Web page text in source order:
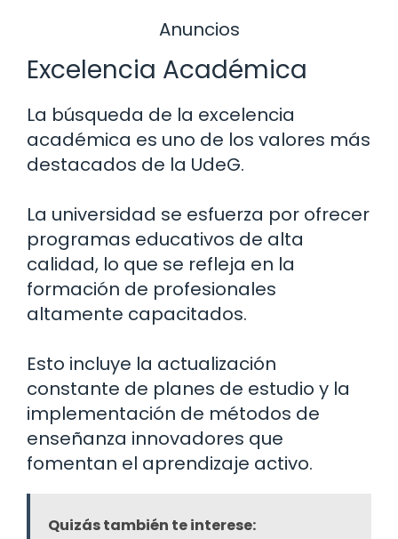
Anuncios
Excelencia Académica
La búsqueda de la excelencia
académica es uno de los valores más
destacados de la UdeG.
La universidad se esfuerza por ofrecer
programas educativos de alta
calidad, lo que se refleja en la
formación de profesionales
altamente capacitados.
Esto incluye la actualización
constante de planes de estudio y la
implementación de métodos de
enseñanza innovadores que
fomentan el aprendizaje activo.
Quizás también te interese: